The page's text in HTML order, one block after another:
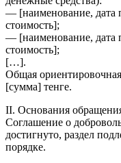
— [наименование, дата
стоимость];
— [наименование, дата
стоимость];
[…].
Общая
[сумма] тенге.
II. Основания
Соглашение о
достигнуто, раздел
порядке.